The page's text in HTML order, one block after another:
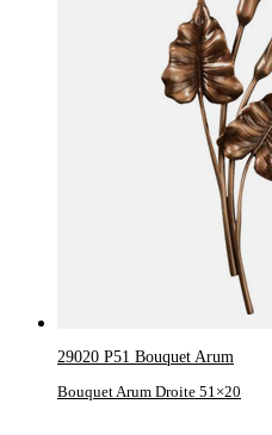
29020 P51 Bouquet Arum
Bouquet Arum Droite 51×20